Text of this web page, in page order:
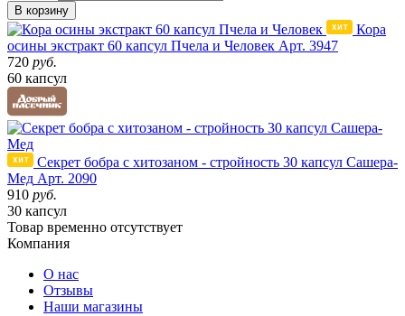
В корзину
Кора
осины экстракт 60 капсул Пчела и Человек Арт. 3947
720 руб.
60 капсул
Секрет бобра с хитозаном - стройность 30 капсул Сашера-
Мед Арт. 2090
910 руб.
30 капсул
Товар временно отсутствует
Компания
О нас
Отзывы
Наши магазины